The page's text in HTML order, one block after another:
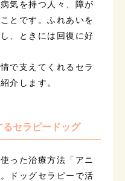
気を持つ人々、障が
とです。ふれあいを
、ときには回復に好
で支えてくれるセラ
介します。
るセラピードッグ
った治療方法「アニ
ドッグセラピーで活